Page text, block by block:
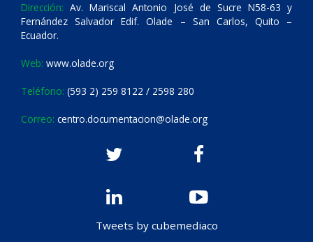
Dirección: Av. Mariscal Antonio José de Sucre N58-63 y
Fernández Salvador Edif. Olade – San Carlos, Quito –
Ecuador.
Web: www.olade.org
Teléfono: (593 2) 259 8122 / 2598 280
Correo: centro.documentacion@olade.org
Tweets by cubemediaco